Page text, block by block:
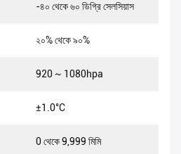
-৪০ থেকে ৬০ ডিগ্রি সেলসিয়াস
২০% থেকে ৯০%
920 ~ 1080hpa
±1.0°C
0 থেকে 9,999 মিমি